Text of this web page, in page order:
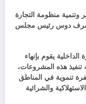
وتنمية منظومة التجارة
اشرف دوس رئيس مجلس
يقوم بإنهاء
هذه المشروعات،
تنموية في المناطق
والشرائية